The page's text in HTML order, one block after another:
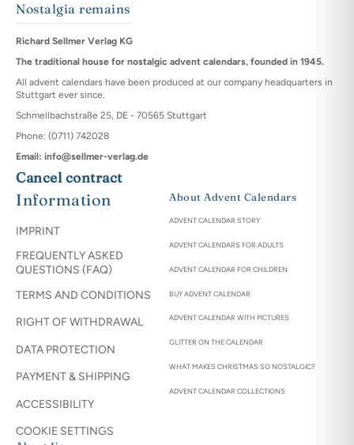
Nostalgia remains
Richard Sellmer Verlag KG
The traditional house for nostalgic advent calendars, founded in 1945.
All advent calendars have been produced at our company headquarters in
Stuttgart ever since.
Schmellbachstraße 25, DE - 70565 Stuttgart
Phone: (0711) 742028
Email: info@sellmer-verlag.de
Cancel contract
Information
IMPRINT
FREQUENTLY ASKED
QUESTIONS (FAQ)
TERMS AND CONDITIONS
RIGHT OF WITHDRAWAL
DATA PROTECTION
PAYMENT & SHIPPING
ACCESSIBILITY
COOKIE SETTINGS
About Advent Calendars
ADVENT CALENDAR STORY
ADVENT CALENDARS FOR ADULTS
ADVENT CALENDAR FOR CHILDREN
BUY ADVENT CALENDAR
ADVENT CALENDAR WITH PICTURES
GLITTER ON THE CALENDAR
WHAT MAKES CHRISTMAS SO NOSTALGIC?
ADVENT CALENDAR COLLECTIONS